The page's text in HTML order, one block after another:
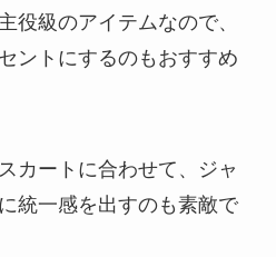
役級のアイテムなので、
ントにするのもおすすめ
カートに合わせて、ジャ
統一感を出すのも素敵で